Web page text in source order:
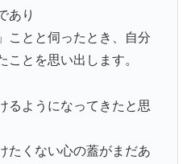
あり
ことと伺ったとき、自分
ことを思い出します。
るようになってきたと思
たくない心の蓋がまだあ